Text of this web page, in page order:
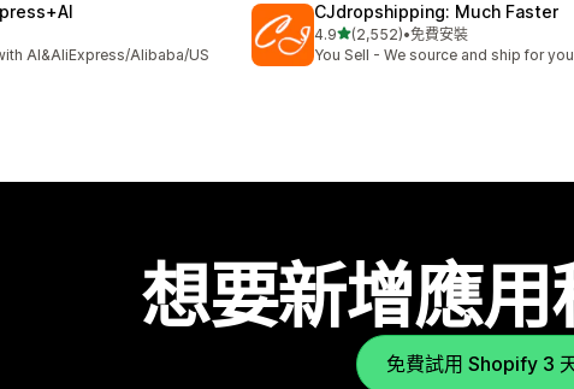
AI&AliExpress/Alibaba/US
CJdropshipping: Much Faster
4.9滿分 5 顆星
(2,552)
共有 2552 則評價
•免費安裝
You Sell - We source and ship for
想要新增應用
免費試用 Shopify 3